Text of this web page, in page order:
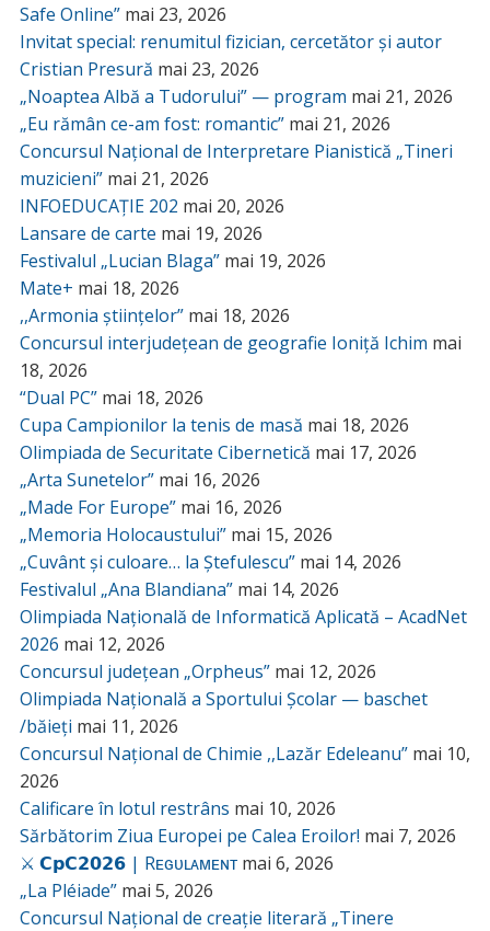
Safe Online” mai 23, 2026
Invitat special: renumitul fizician, cercetător și autor
Cristian Presură mai 23, 2026
„Noaptea Albă a Tudorului” — program mai 21, 2026
„Eu rămân ce-am fost: romantic” mai 21, 2026
Concursul Național de Interpretare Pianistică „Tineri
muzicieni” mai 21, 2026
INFOEDUCAȚIE 202 mai 20, 2026
Lansare de carte mai 19, 2026
Festivalul „Lucian Blaga” mai 19, 2026
Mate+ mai 18, 2026
,,Armonia științelor” mai 18, 2026
Concursul interjudețean de geografie Ioniță Ichim mai
18, 2026
“Dual PC” mai 18, 2026
Cupa Campionilor la tenis de masă mai 18, 2026
Olimpiada de Securitate Cibernetică mai 17, 2026
„Arta Sunetelor” mai 16, 2026
„Made For Europe” mai 16, 2026
„Memoria Holocaustului” mai 15, 2026
„Cuvânt și culoare… la Ștefulescu” mai 14, 2026
Festivalul „Ana Blandiana” mai 14, 2026
Olimpiada Națională de Informatică Aplicată – AcadNet
2026 mai 12, 2026
Concursul județean „Orpheus” mai 12, 2026
Olimpiada Națională a Sportului Școlar — baschet
/băieți mai 11, 2026
Concursul Național de Chimie ,,Lazăr Edeleanu” mai 10,
2026
Calificare în lotul restrâns mai 10, 2026
Sărbătorim Ziua Europei pe Calea Eroilor! mai 7, 2026
⚔️ 𝗖𝗽𝗖𝟮𝟬𝟮𝟲 | Rᴇɢᴜʟᴀᴍᴇɴᴛ mai 6, 2026
„La Pléiade” mai 5, 2026
Concursul Național de creație literară „Tinere